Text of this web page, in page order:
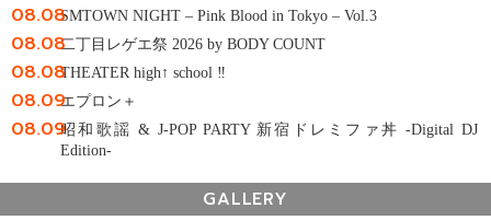
08.08SMTOWN NIGHT – Pink Blood in Tokyo – Vol.3
08.08二丁目レゲエ祭 2026 by BODY COUNT
08.08THEATER high↑ school ‼
08.09エプロン＋
08.09昭和歌謡 & J-POP PARTY 新宿ドレミファ丼 -Digital DJ
Edition-
GALLERY